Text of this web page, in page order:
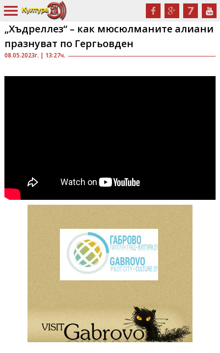
08.05.2023г. | 13:27ч.
„Хъдреллез“ – как мюсюлманите алиани
празнуват по Гергьовден